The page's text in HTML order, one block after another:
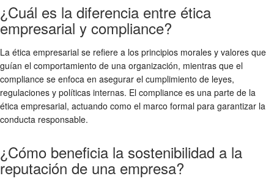
¿Cuál es la diferencia entre ética
empresarial y compliance?
La ética empresarial se refiere a los principios morales y valores que
guían el comportamiento de una organización, mientras que el
compliance se enfoca en asegurar el cumplimiento de leyes,
regulaciones y políticas internas. El compliance es una parte de la
ética empresarial, actuando como el marco formal para garantizar la
conducta responsable.
¿Cómo beneficia la sostenibilidad a la
reputación de una empresa?